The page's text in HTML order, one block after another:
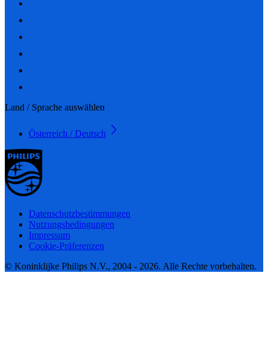
Land / Sprache auswählen
Österreich / Deutsch
Datenschutzbestimmungen
Nutzungsbedingungen
Impressum
Cookie-Präferenzen
© Koninklijke Philips N.V., 2004 - 2026. Alle Rechte vorbehalten.